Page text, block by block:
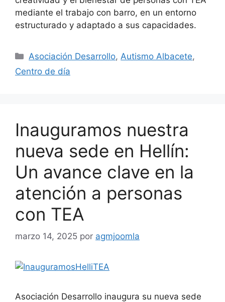
mediante el trabajo con barro, en un entorno
estructurado y adaptado a sus capacidades.
Asociación Desarrollo, Autismo Albacete,
Centro de día
Inauguramos nuestra
nueva sede en Hellín:
Un avance clave en la
atención a personas
con TEA
marzo 14, 2025 por agmjoomla
Asociación Desarrollo inaugura su nueva sede